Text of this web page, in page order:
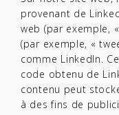
provenant de
web (par exemple,
(par exemple, «
comme LinkedIn.
code obtenu de
contenu peut
à des fins de